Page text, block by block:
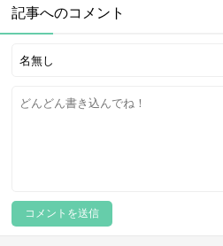
記事へのコメント